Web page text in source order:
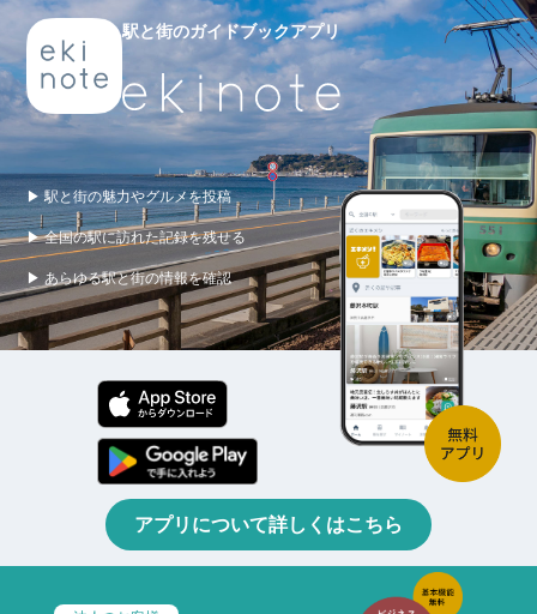
駅と街のガイドブックアプリ
▶ 駅と街の魅力やグルメを投稿
▶ 全国の駅に訪れた記録を残せる
▶ あらゆる駅と街の情報を確認
アプリについて詳しくはこちら